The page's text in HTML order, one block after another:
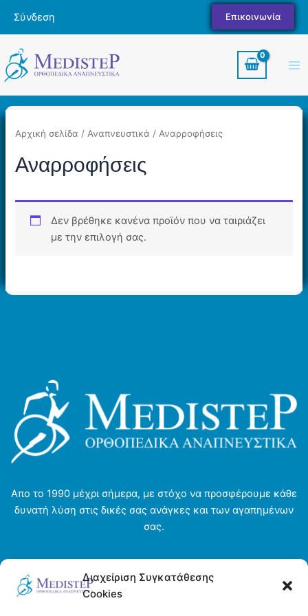
Διαχείριση Συγκατάθεσης
Cookies
στο
Σύνδεση Επικοινωνία
Αρχική σελίδα / Αναπνευστικά / Αναρροφήσεις
Αναρροφήσεις
Δεν βρέθηκε κανένα προϊόν που να ταιριάζει
με την επιλογή σας.
Απο το 1990 μέχρι σήμερα, με στόχο να προσφέρουμε κάθε
δυνατή λύση στις δικές σας ανάγκες και των αγαπημένων
σας.
Ενοικιάσεις